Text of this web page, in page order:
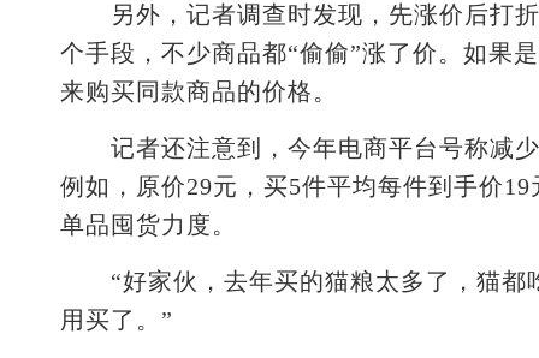
另外，记者调查时发现，先涨价后打折
个手段，不少商品都“偷偷”涨了价。如果
来购买同款商品的价格。
记者还注意到，今年电商平台号称减少
例如，原价29元，买5件平均每件到手价
单品囤货力度。
“好家伙，去年买的猫粮太多了，猫都
用买了。”